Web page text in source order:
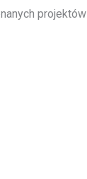
projektów